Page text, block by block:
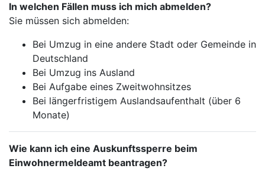
In welchen Fällen muss ich mich abmelden?
Sie müssen sich abmelden:
Bei Umzug in eine andere Stadt oder Gemeinde in
Deutschland
Bei Umzug ins Ausland
Bei Aufgabe eines Zweitwohnsitzes
Bei längerfristigem Auslandsaufenthalt (über 6
Monate)
Wie kann ich eine Auskunftssperre beim
Einwohnermeldeamt beantragen?